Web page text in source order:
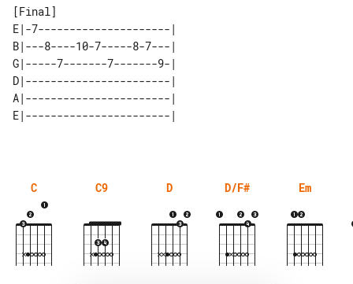
E|-7---------------------|
B|---8----10-7-----8-7---|
G|-----7-------7-------9-|
D|-----------------------|
A|-----------------------|
C C9 D D/F# Em